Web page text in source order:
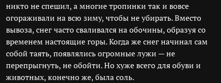
никто не спешил, а многие тропинки так и вовсе
огораживали на всю зиму, чтобы не убирать. Вместо
вывоза, снег часто сваливался на обочины, образуя со
временем настоящие горы. Когда же снег начинал сам
собой таять, появлялись огромные лужи — не
перепрыгнуть, не обойти. Но хуже всего для обуви и
животных, конечно же, была соль.